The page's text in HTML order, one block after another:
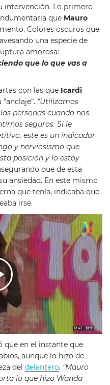
intervención. Lo primero
que Mauro
Colores oscuros que
una especie de
amorosa:
que lo que vas a
con las que Icardi
“Utilizamos
personas cuando nos
seguros. Si le
este es un indicador
y nerviosismo que
posición y lo estoy
que de esta
ansiedad. En este mismo
que tenía, indicaba que
irse.
que en el instante que
aunque lo hizo de
del delantero. “Mauro
lo que hizo Wanda